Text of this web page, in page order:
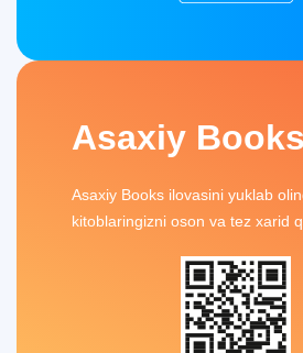
Asaxiy Books
Asaxiy Books ilovasini yuklab
kitoblaringizni oson va tez xarid